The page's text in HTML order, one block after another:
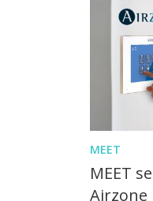
MEET
MEET
Airzone